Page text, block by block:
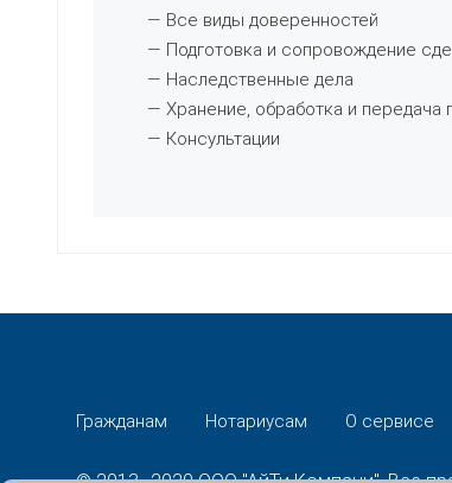
— Все виды доверенностей
— Подготовка и сопровождение
— Наследственные дела
— Хранение, обработка и
— Консультации
Гражданам Нотариусам О сервисе